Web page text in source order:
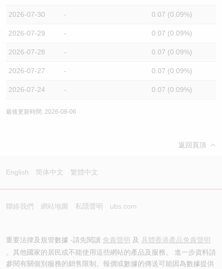
2026-07-30 - 0.07 (0.09%)
2026-07-29 - 0.07 (0.09%)
2026-07-28 - 0.07 (0.09%)
2026-07-27 - 0.07 (0.09%)
2026-07-24 - 0.07 (0.09%)
最後更新時間: 2026-08-06
返回頁頂
English 简体中文 繁體中文
聯絡我們 網站地圖 私隱聲明 ubs.com
重要法律及規管數據 -請先閱讀 免責聲明 及 具體香港產品免責聲明
。其他國家的居民或不能使用這些網站的產品及服務。 進一步資料請
參閱有關個別服務的銷售限制。報價或數據的傳送可能因為數據提供